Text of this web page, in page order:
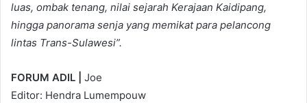
luas, ombak tenang, nilai sejarah Kerajaan Kaidipang,
hingga panorama senja yang memikat para pelancong
lintas Trans-Sulawesi”.
FORUM ADIL | Joe
Editor: Hendra Lumempouw